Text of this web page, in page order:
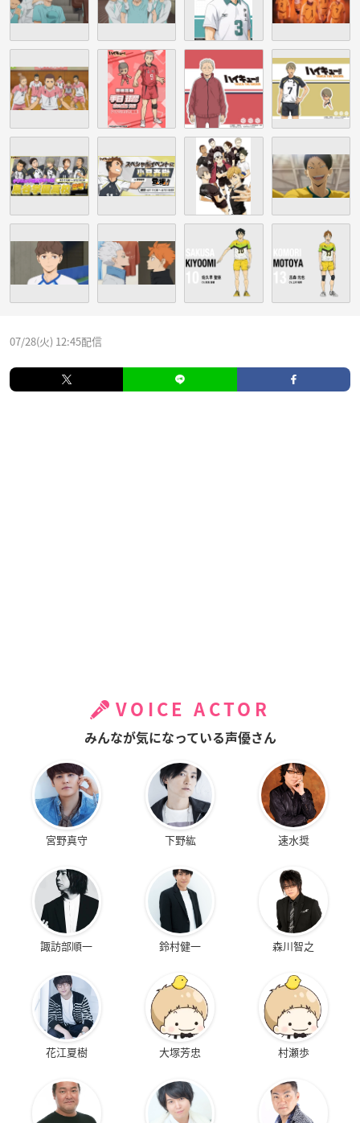
07/28(火) 12:45配信
VOICE ACTOR
みんなが気になっている声優さん
宮野真守 下野紘 速水奨
諏訪部順一 鈴村健一 森川智之
花江夏樹 大塚芳忠 村瀬歩